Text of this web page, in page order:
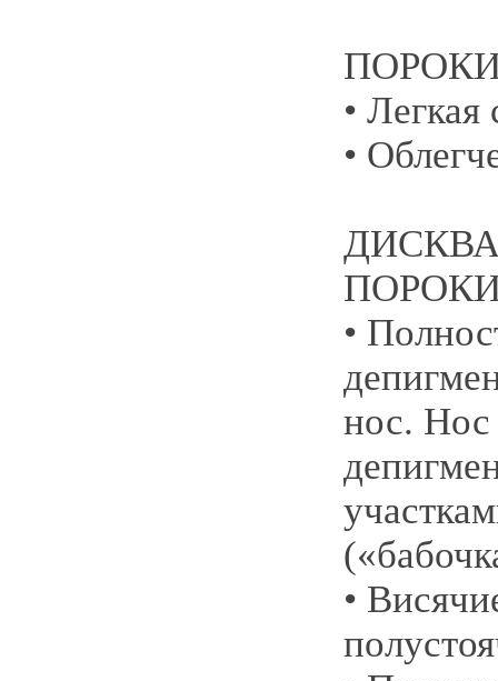
• Легкая
•
•
нос. Нос
•